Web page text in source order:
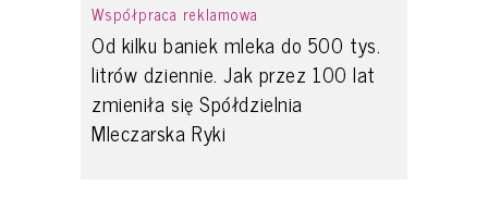
Współpraca reklamowa
Od kilku baniek mleka do 500 tys.
litrów dziennie. Jak przez 100 lat
zmieniła się Spółdzielnia
Mleczarska Ryki